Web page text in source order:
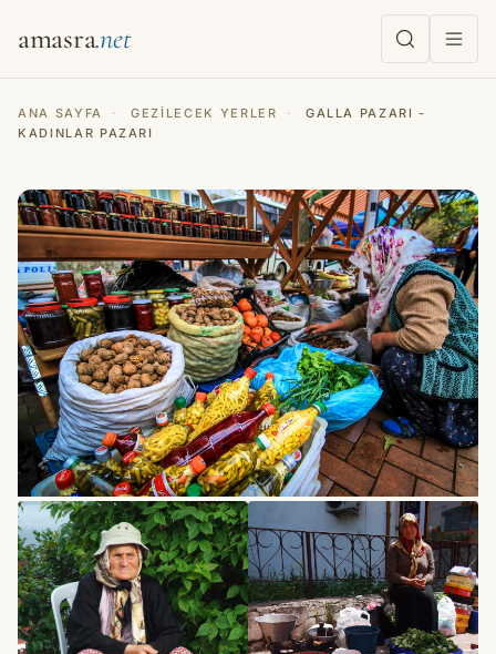
amasra
ANA SAYFA · GEZILECEK YERLER ·
GALLA PAZARI -
KADINLAR PAZARI